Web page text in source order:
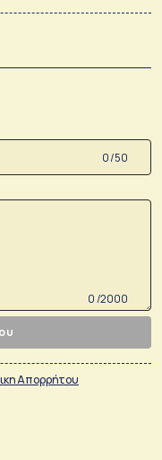
0 /50
0 /2000
Απορρήτου